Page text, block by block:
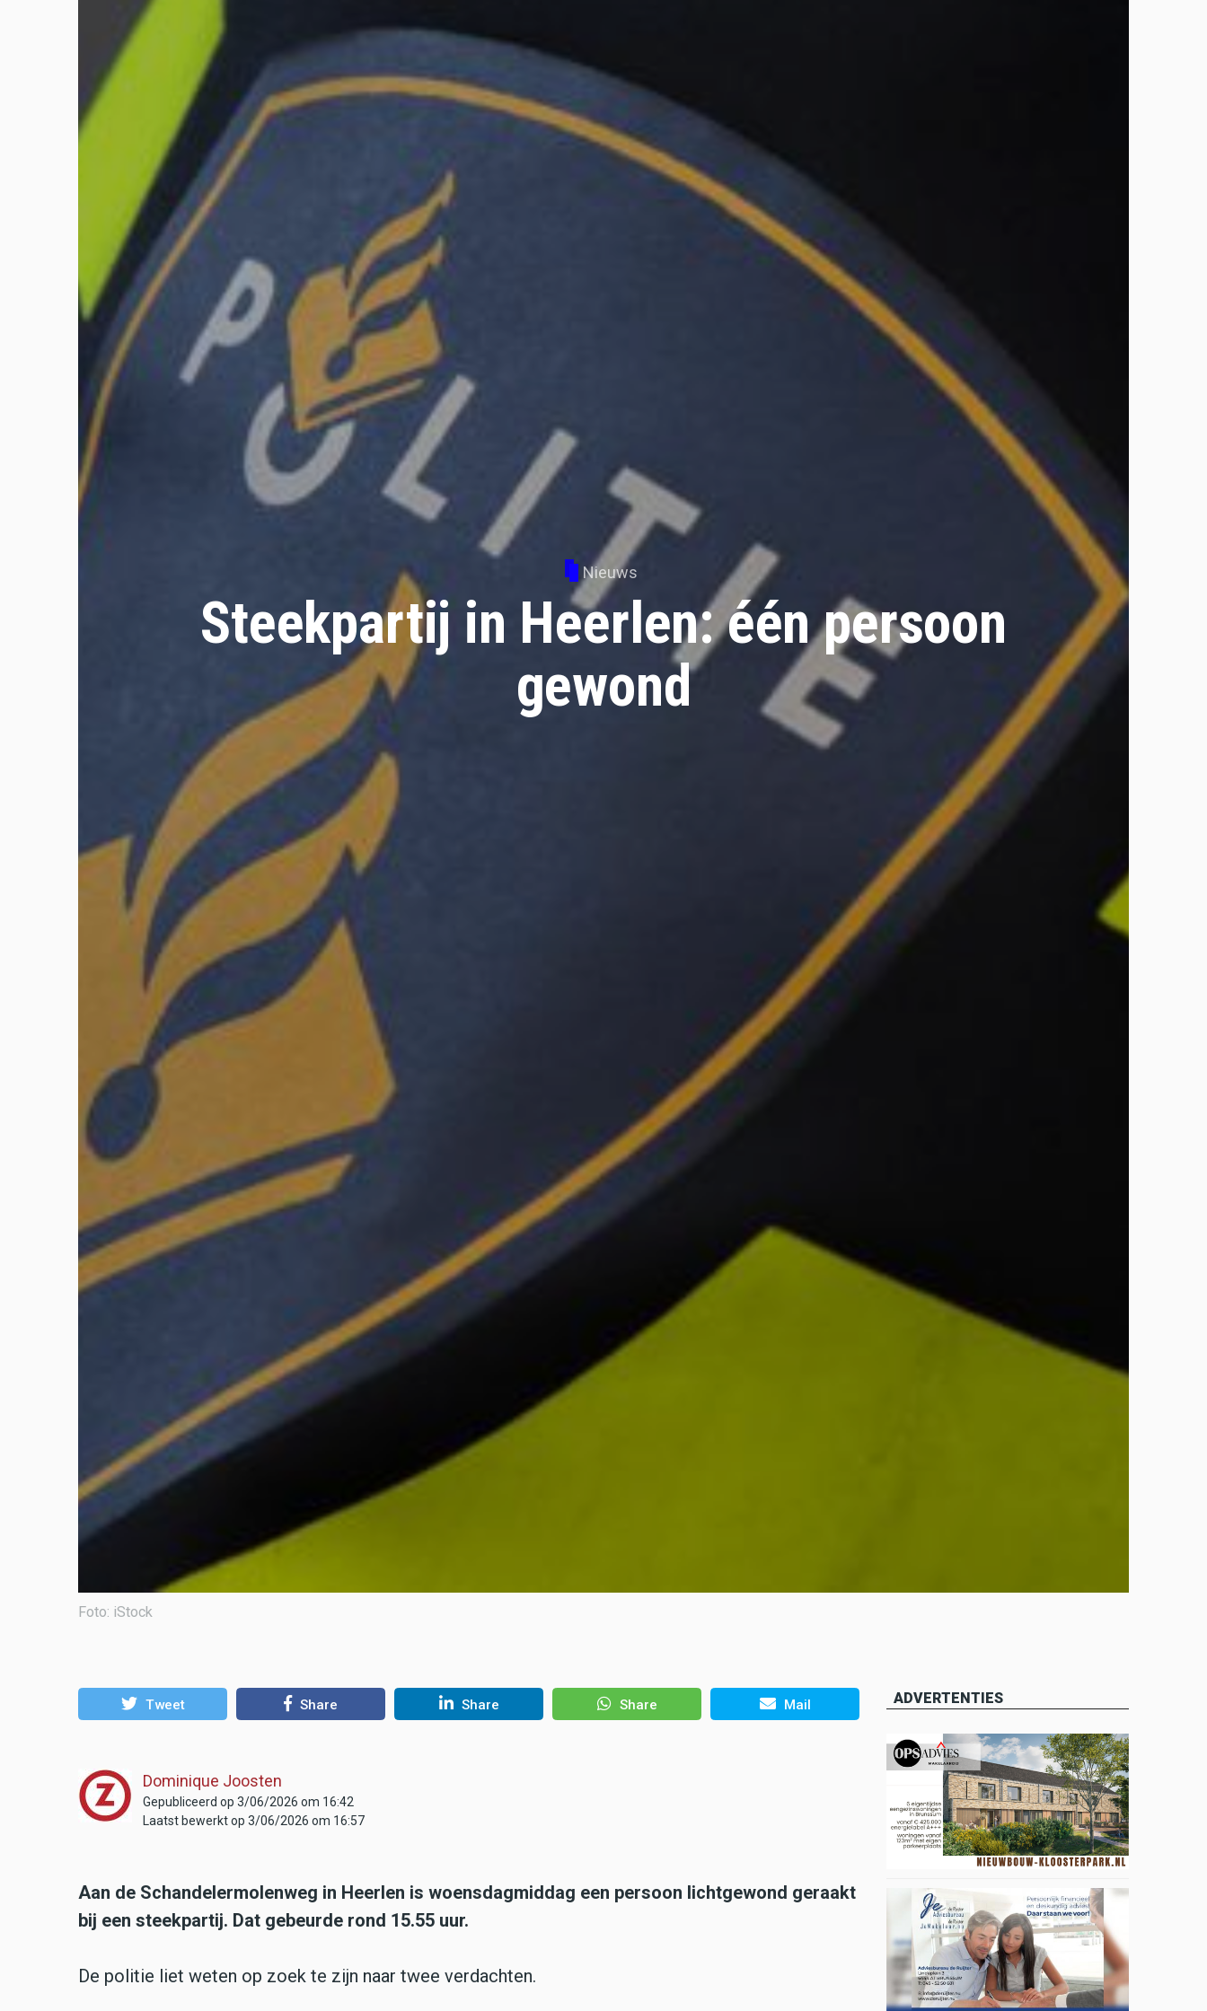
Nieuws
Steekpartij in Heerlen: één persoon
gewond
Foto: iStock
Tweet Share Share Share Mail
Dominique Joosten
Gepubliceerd op 3/06/2026 om 16:42
Laatst bewerkt op 3/06/2026 om 16:57
Aan de Schandelermolenweg in Heerlen is woensdagmiddag een persoon lichtgewond geraakt
bij een steekpartij. Dat gebeurde rond 15.55 uur.
De politie liet weten op zoek te zijn naar twee verdachten.
ADVERTENTIES